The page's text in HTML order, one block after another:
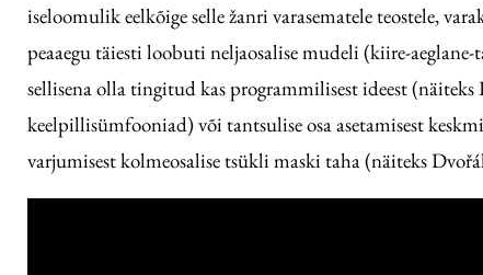
iseloomulik eelkõige selle žanri varasematele teostele,
peaaegu täiesti loobuti neljaosalise mudeli (kiire-
sellisena olla tingitud kas programmilisest ideest
keelpillisümfooniad) või tantsulise osa asetamisest
varjumisest kolmeosalise tsükli maski taha (näiteks